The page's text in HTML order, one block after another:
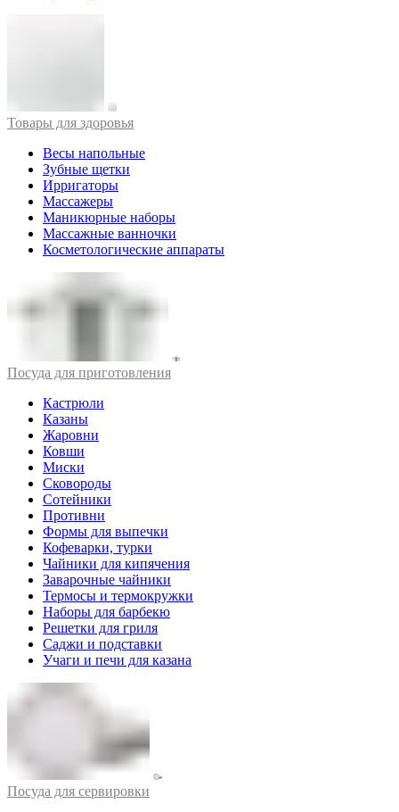
Товары для здоровья
Весы напольные
Зубные щетки
Ирригаторы
Массажеры
Маникюрные наборы
Массажные ванночки
Косметологические аппараты
Посуда для приготовления
Кастрюли
Казаны
Жаровни
Ковши
Миски
Сковороды
Сотейники
Противни
Формы для выпечки
Кофеварки, турки
Чайники для кипячения
Заварочные чайники
Термосы и термокружки
Наборы для барбекю
Решетки для гриля
Саджи и подставки
Учаги и печи для казана
Посуда для сервировки